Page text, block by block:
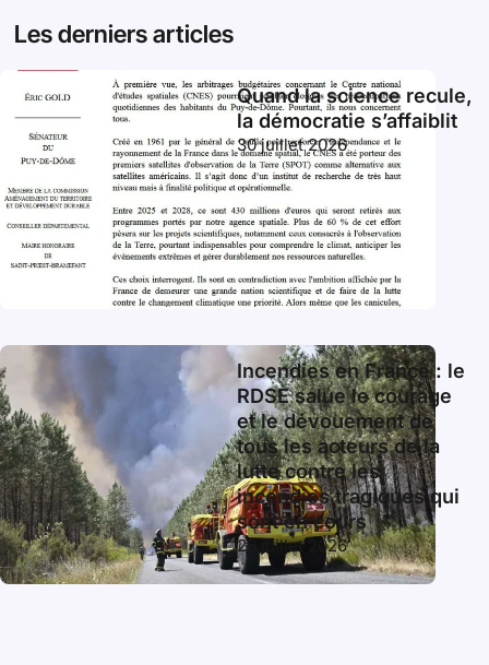
Les derniers articles
Quand la science recule,
la démocratie s’affaiblit
30 juillet 2026
Incendies en France : le
RDSE salue le courage
et le dévouement de
tous les acteurs de la
lutte contre les
incendies tragiques qui
sont en cours
26 juillet 2026